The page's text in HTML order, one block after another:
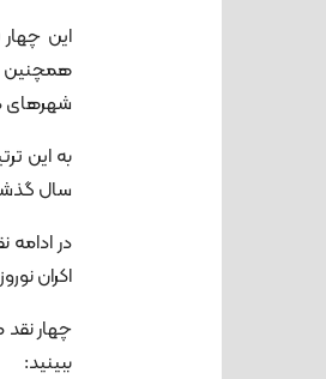
این
همچنین
شهرهای
به این
سال
اکران
ببینید: